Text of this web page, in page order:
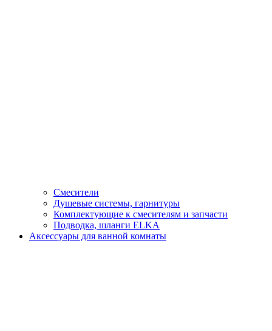
Смесители
Душевые системы, гарнитуры
Комплектующие к смесителям и запчасти
Подводка, шланги ELKA
Аксессуары для ванной комнаты